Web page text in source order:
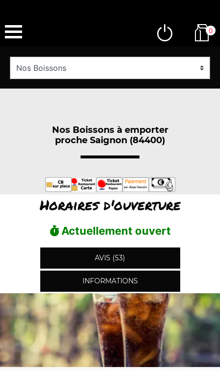
0
Nos Boissons à emporter
proche Saignon (84400)
Horaires d'ouverture
Actuellement ouvert
AVIS (53)
INFORMATIONS